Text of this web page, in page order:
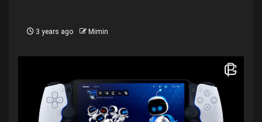
3 years ago Mimin